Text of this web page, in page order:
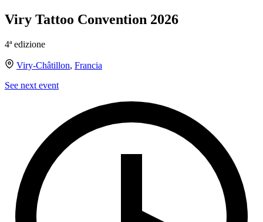
Viry Tattoo Convention 2026
4ª edizione
Viry-Châtillon, Francia
See next event